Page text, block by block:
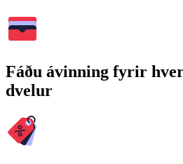
Fáðu ávinning fyrir
dvelur